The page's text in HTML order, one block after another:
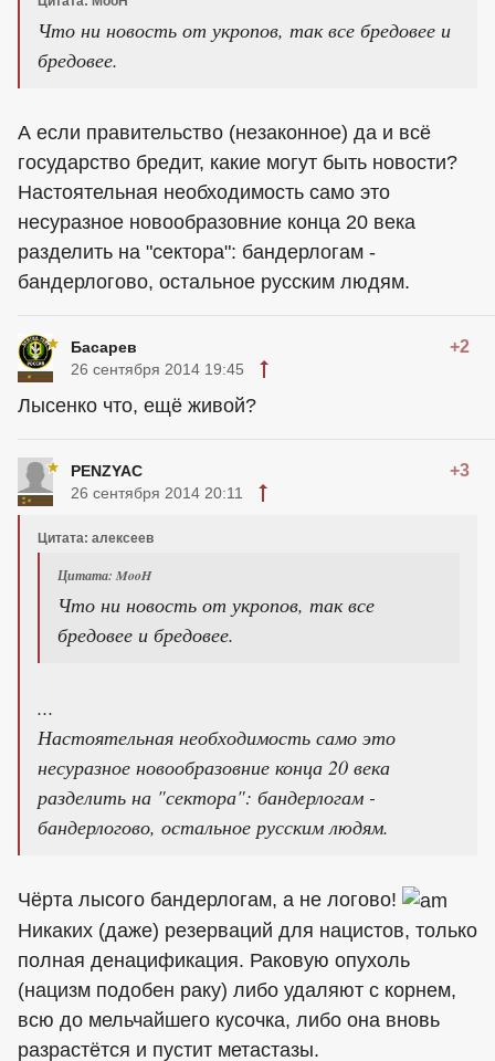
Что ни новость от укропов, так все бредовее и
бредовее.
А если правительство (незаконное) да и всё
государство бредит, какие могут быть новости?
Настоятельная необходимость само это
несуразное новообразовние конца 20 века
разделить на "сектора": бандерлогам -
бандерлогово, остальное русским людям.
Басарев +2
26 сентября 2014 19:45
Лысенко что, ещё живой?
PENZYAC +3
26 сентября 2014 20:11
Цитата: алексеев
Цитата: MooH
Что ни новость от укропов, так все
бредовее и бредовее.
...
Настоятельная необходимость само это
несуразное новообразовние конца 20 века
разделить на "сектора": бандерлогам -
бандерлогово, остальное русским людям.
Чёрта лысого бандерлогам, а не логово!
Никаких (даже) резерваций для нацистов, только
полная денацификация. Раковую опухоль
(нацизм подобен раку) либо удаляют с корнем,
всю до мельчайшего кусочка, либо она вновь
разрастётся и пустит метастазы.